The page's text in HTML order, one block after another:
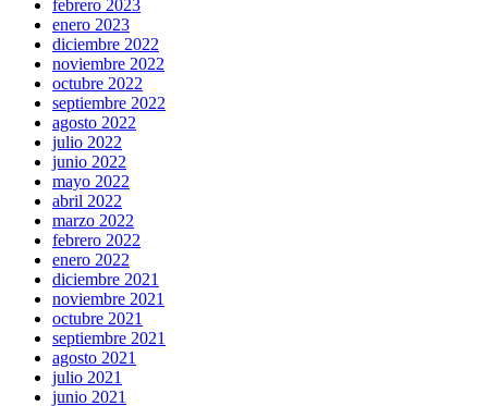
febrero 2023
enero 2023
diciembre 2022
noviembre 2022
octubre 2022
septiembre 2022
agosto 2022
julio 2022
junio 2022
mayo 2022
abril 2022
marzo 2022
febrero 2022
enero 2022
diciembre 2021
noviembre 2021
octubre 2021
septiembre 2021
agosto 2021
julio 2021
junio 2021